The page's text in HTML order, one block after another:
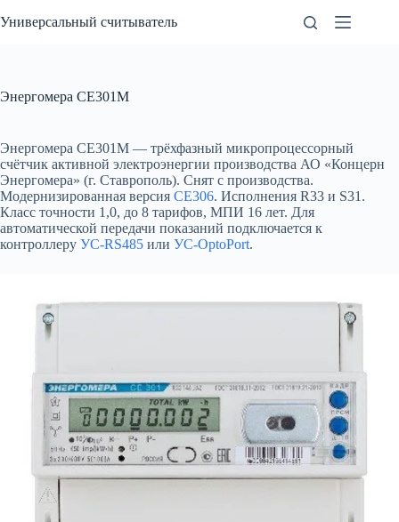
к
Универсальный считыватель
Энергомера CE301M
Энергомера CE301M — трёхфазный микропроцессорный
счётчик активной электроэнергии производства АО «Концерн
Энергомера» (г. Ставрополь). Снят с производства.
Модернизированная версия CE306. Исполнения R33 и S31.
Класс точности 1,0, до 8 тарифов, МПИ 16 лет. Для
автоматической передачи показаний подключается к
контроллеру УС-RS485 или УС-OptoPort.